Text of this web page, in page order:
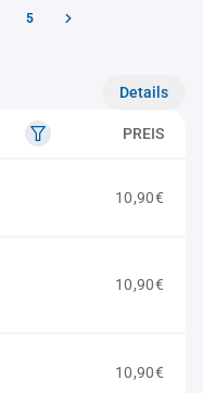
5
Details
PREIS
10,90€
10,90€
10,90€